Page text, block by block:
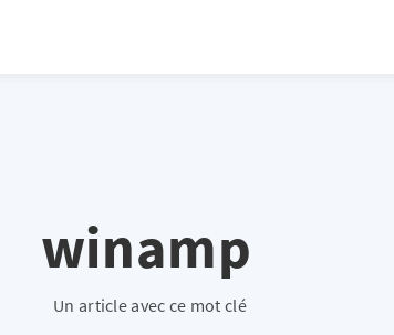
winamp
Un article avec ce mot clé